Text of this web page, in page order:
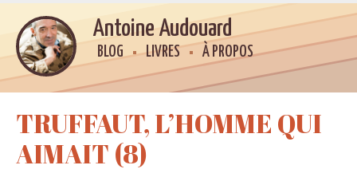
Antoine Audouard
BLOG LIVRES À PROPOS
TRUFFAUT, L’HOMME QUI
AIMAIT (8)